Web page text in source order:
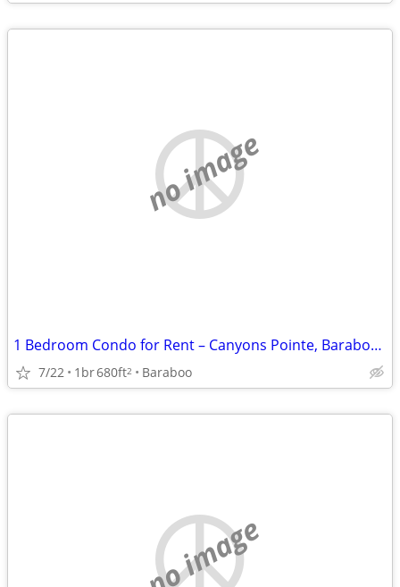
no image
1 Bedroom Condo for Rent – Canyons Pointe, Baraboo, WI
7/22 1br680ft2 Baraboo
no image